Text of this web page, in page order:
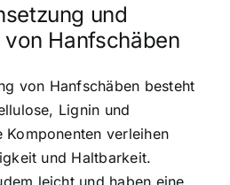
und
Hanfschäben
von Hanfschäben besteht
Lignin und
Komponenten verleihen
und Haltbarkeit.
leicht und haben eine